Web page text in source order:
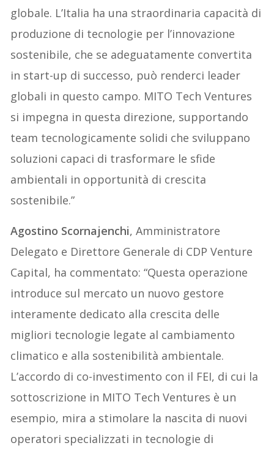
globale. L’Italia ha una straordinaria capacità di
produzione di tecnologie per l’innovazione
sostenibile, che se adeguatamente convertita
in start-up di successo, può renderci leader
globali in questo campo. MITO Tech Ventures
si impegna in questa direzione, supportando
team tecnologicamente solidi che sviluppano
soluzioni capaci di trasformare le sfide
ambientali in opportunità di crescita
sostenibile.”
Agostino Scornajenchi, Amministratore
Delegato e Direttore Generale di CDP Venture
Capital, ha commentato: “Questa operazione
introduce sul mercato un nuovo gestore
interamente dedicato alla crescita delle
migliori tecnologie legate al cambiamento
climatico e alla sostenibilità ambientale.
L’accordo di co-investimento con il FEI, di cui la
sottoscrizione in MITO Tech Ventures è un
esempio, mira a stimolare la nascita di nuovi
operatori specializzati in tecnologie di